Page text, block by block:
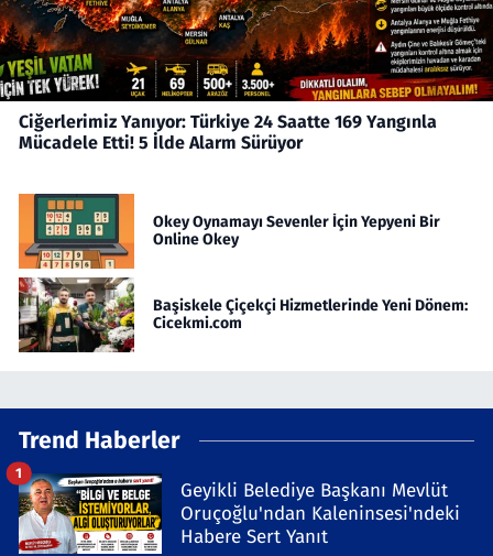
Ciğerlerimiz Yanıyor: Türkiye 24 Saatte 169 Yangınla
Mücadele Etti! 5 İlde Alarm Sürüyor
Okey Oynamayı Sevenler İçin Yepyeni Bir
Online Okey
Başiskele Çiçekçi Hizmetlerinde Yeni Dönem:
Cicekmi.com
Trend Haberler
Geyikli Belediye Başkanı Mevlüt
Oruçoğlu'ndan Kaleninsesi'ndeki
Habere Sert Yanıt
1